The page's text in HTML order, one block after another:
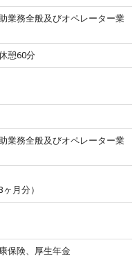
業務全般及びオペレーター業
憩60分
業務全般及びオペレーター業
月分）
保険、厚生年金